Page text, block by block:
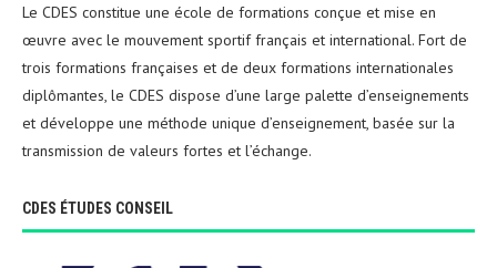
Le CDES constitue une école de formations conçue et mise en
œuvre avec le mouvement sportif français et international. Fort de
trois formations françaises et de deux formations internationales
diplômantes, le CDES dispose d’une large palette d’enseignements
et développe une méthode unique d’enseignement, basée sur la
transmission de valeurs fortes et l’échange.
CDES ÉTUDES CONSEIL